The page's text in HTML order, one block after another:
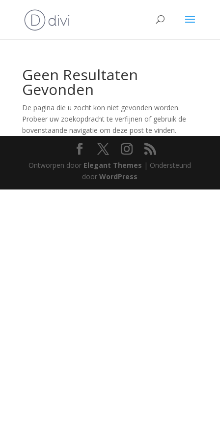
Geen Resultaten
Gevonden
De pagina die u zocht kon niet gevonden worden.
Probeer uw zoekopdracht te verfijnen of gebruik de
bovenstaande navigatie om deze post te vinden.
Ontworpen door Elegant Themes | Ondersteund
doorWordPress